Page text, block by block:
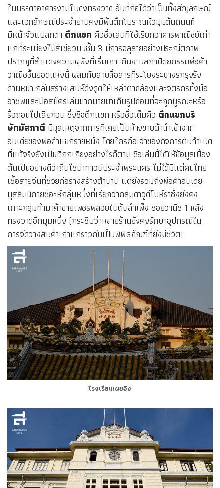
ในบรรดาอาคารงามในดงทรงวาด อันที่ถือได้ว่าเป็นทั้งสัญลักษณ์
และเอกลักษณ์ประจำย่านคงมิพ้นตึกโบราณหัวมุมต้นถนนที่
มีหน้าจั่วแปลกตา ตึกแขก คือชื่อเล่นที่ใช้เรียกอาคารพาณิชย์เก่า
แก่ที่ระเบียงไม้สีเขียวบนชั้น 3 มีการฉลุลายอย่างประณีตภาพ
ปรากฏที่สำแดงความผุพังที่เริ่มเกาะกินงานสถาปัตยกรรมพ่อค้า
วาณิชชิ้นยอดแห่งนี้ ผสมกับสายสื่อสารที่ระโยงระยางรกรุงรัง
ด้านหน้า กลับสร้างเสน่ห์ดึงดูดให้เหล่าตากล้องและจิตรกรทั้งมือ
อาชีพและมือสมัครเล่นมากมายมาเก็บรูปก่อนที่จะถูกบูรณะหรือ
รื้อถอนไปเสียก่อน ซึ่งชื่อตึกแขก หรือชื่อเต็มคือ ตึกแขกบริ
ษัทมัสกาตี มีมูลเหตุจากการที่เคยเป็นห้างขายผ้านำเข้าจาก
อินเดียของพ่อค้าแขกรายหนึ่ง โดยใครคือเจ้าของกิจการต้นกำเนิด
ที่แท้จริงยังเป็นที่ถกเถียงอย่างไรก็ตาม ชื่อเล่นนี้ได้ให้ข้อมูลเบื้อง
ต้นเป็นอย่างดีว่าถิ่นไชน่าทาวน์ประจำพระนคร ไม่ได้มีแต่คนไทย
เชื้อสายจีนที่ช่วยก่อร่างสร้างตำนาน แต่ยังรวมถึงพ่อค้าอินเดีย
มุสลิมนิกายชีอะห์กลุ่มหนึ่งที่เรียกว่ากลุ่มดาวูดีโบห์ราซึ่งยังคง
เกาะกลุ่มทำมาค้าขายเพชรพลอยในต้นสำเพ็ง ซอยวานิช 1 หลัง
ทรงวาดอีกมุมหนึ่ง (กระซิบว่าหลายร้านยังคงรักษาอุปกรณ์ใน
การจัดวางสินค้าเก่าแก่ราวกับเป็นพิพิธภัณฑ์ที่ยังมีชีวิต)
โรงเรียนเผยอิง